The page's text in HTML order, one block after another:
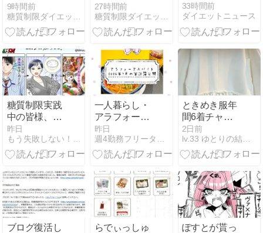
け」ポイント
サイト案件で
23,500円！時
衝撃のチャン
スを逃すな！
9時間前
糖質制限ダイエットとか陸マイラーとかいろいろやってみた
ト案件口座開
設と入金で
15,500円！お
用が超得！
27時間前
糖質制限ダイエットとか陸マイラーとかいろいろやってみた
33時間前
ダイエットニュース
糖質制限実践
中の皆様、ど
うかお力をお
貸しくださ
い！
昨日
もう失敗しない！正しい糖質制限ダイエット
一人暮らし・
アラフォーア
ルバイトの家
計簿【2026年
7月/支出
昨日
週4勤務フリーターの家計簿
ときめき服年
間6着チャレ
ンジ(3/6)
2日前
lv.33 ゆとりの結婚準備〜焦りを添えて〜
ブログ復活し
らでぃっしゅ
ぽすとが貰っ